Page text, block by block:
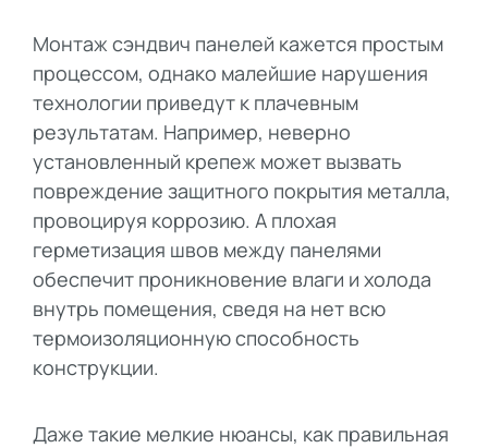
Монтаж сэндвич панелей кажется простым
процессом, однако малейшие нарушения
технологии приведут к плачевным
результатам. Например, неверно
установленный крепеж может вызвать
повреждение защитного покрытия металла,
провоцируя коррозию. А плохая
герметизация швов между панелями
обеспечит проникновение влаги и холода
внутрь помещения, сведя на нет всю
термоизоляционную способность
конструкции.
Даже такие мелкие нюансы, как правильная